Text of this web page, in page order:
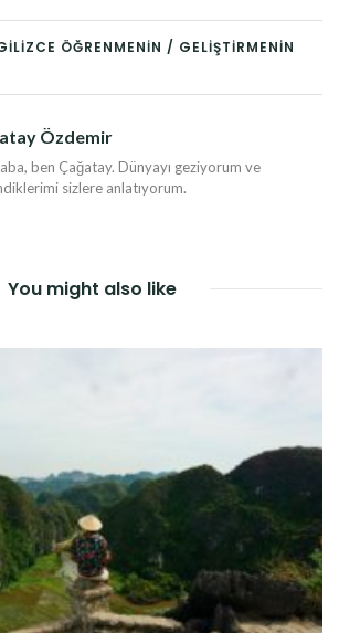
ÖĞRENMENIN / GELIŞTIRMENIN
Özdemir
ben Çağatay. Dünyayı geziyorum ve
sizlere anlatıyorum.
You might also like